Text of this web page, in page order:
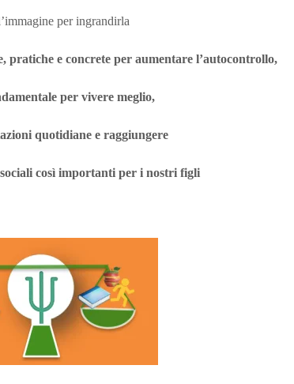
per ingrandirla
pratiche e concrete per aumentare l’autocontrollo,
per vivere meglio,
quotidiane e raggiungere
così importanti per i nostri figli